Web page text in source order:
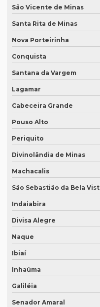
Serviço de degravação de
Serviço de degravação de
Serviço de degravação em
Serviço de legendagem
Serviço de legendagem de
Serviço de revisão de artigos
Serviço de revisão
Serviço de revisão de
Serviço de revisão ortográfica
Serviço de revisão de teses e
Serviço de revisão de textos
Serviço de revisão de textos
Serviço de revisão de textos
Serviço de revisão de textos
São Vicente de Minas
Santa Rita de Minas
Nova Porteirinha
Conquista
Santana da Vargem
Lagamar
Cabeceira Grande
Pouso Alto
Periquito
Divinolândia de Minas
Machacalis
São Sebastião da Bela
Indaiabira
Divisa Alegre
Naque
Ibiaí
Inhaúma
Galiléia
Senador Amaral